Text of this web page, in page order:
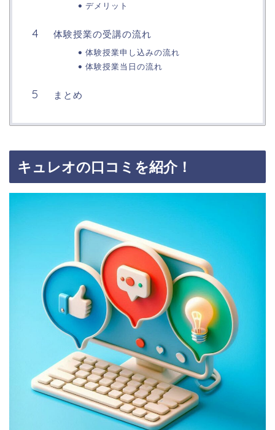
デメリット
体験授業の受講の流れ
体験授業申し込みの流れ
体験授業当日の流れ
まとめ
キュレオの口コミを紹介！